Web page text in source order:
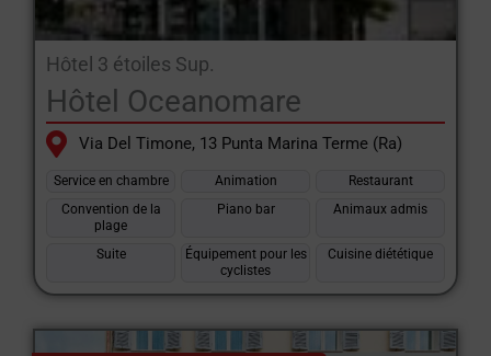
Hôtel 3 étoiles Sup.
Hôtel Oceanomare
Via Del Timone, 13 Punta Marina Terme (Ra)
Service en chambre Animation
Restaurant
Convention de la
plage
Piano bar Animaux admis
Suite
Équipement pour les
cyclistes
Cuisine diététique